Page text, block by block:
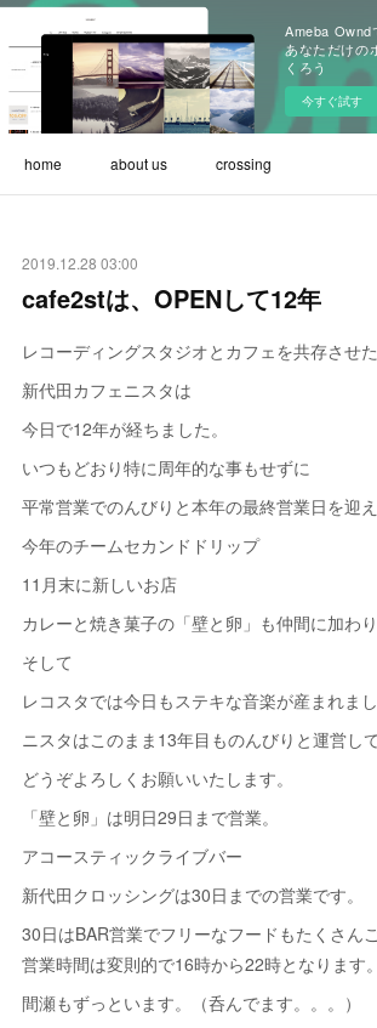
Ameba Ownd
あなただけの
くろう
今すぐ試す
home about us crossing
2019.12.28 03:00
cafe2stは、OPENして12年
レコーディングスタジオとカフェを共存させた
新代田カフェニスタは
今日で12年が経ちました。
いつもどおり特に周年的な事もせずに
平常営業でのんびりと本年の最終営業日を迎え
今年のチームセカンドドリップ
11月末に新しいお店
カレーと焼き菓子の「壁と卵」も仲間に加わり
そして
レコスタでは今日もステキな音楽が産まれまし
ニスタはこのまま13年目ものんびりと運営し
どうぞよろしくお願いいたします。
「壁と卵」は明日29日まで営業。
アコースティックライブバー
新代田クロッシングは30日までの営業です。
30日はBAR営業でフリーなフードもたくさん
営業時間は変則的で16時から22時となります。
間瀬もずっといます。（呑んでます。。。）